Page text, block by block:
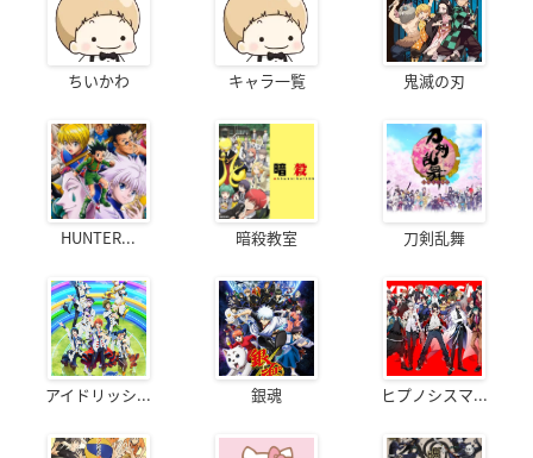
ちいかわ キャラ一覧 鬼滅の刃
HUNTER... 暗殺教室 刀剣乱舞
アイドリッシ... 銀魂 ヒプノシスマ...